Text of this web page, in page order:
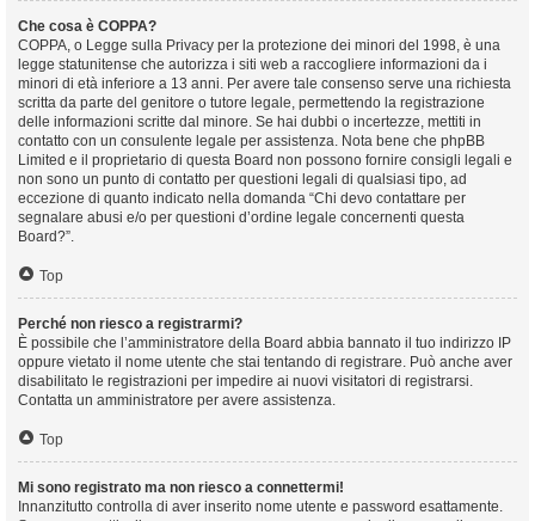
Che cosa è COPPA?
COPPA, o Legge sulla Privacy per la protezione dei minori del 1998, è una
legge statunitense che autorizza i siti web a raccogliere informazioni da i
minori di età inferiore a 13 anni. Per avere tale consenso serve una richiesta
scritta da parte del genitore o tutore legale, permettendo la registrazione
delle informazioni scritte dal minore. Se hai dubbi o incertezze, mettiti in
contatto con un consulente legale per assistenza. Nota bene che phpBB
Limited e il proprietario di questa Board non possono fornire consigli legali e
non sono un punto di contatto per questioni legali di qualsiasi tipo, ad
eccezione di quanto indicato nella domanda “Chi devo contattare per
segnalare abusi e/o per questioni d’ordine legale concernenti questa
Board?”.
Top
Perché non riesco a registrarmi?
È possibile che l’amministratore della Board abbia bannato il tuo indirizzo IP
oppure vietato il nome utente che stai tentando di registrare. Può anche aver
disabilitato le registrazioni per impedire ai nuovi visitatori di registrarsi.
Contatta un amministratore per avere assistenza.
Top
Mi sono registrato ma non riesco a connettermi!
Innanzitutto controlla di aver inserito nome utente e password esattamente.